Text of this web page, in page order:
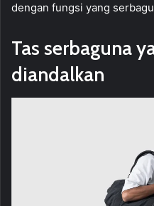
dengan fungsi yang
Tas serbaguna
diandalkan